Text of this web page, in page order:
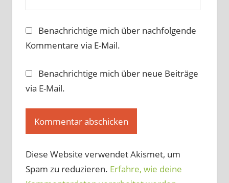
Benachrichtige mich über nachfolgende
Kommentare via E-Mail.
Benachrichtige mich über neue Beiträge
via E-Mail.
Diese Website verwendet Akismet, um
Spam zu reduzieren. Erfahre, wie deine